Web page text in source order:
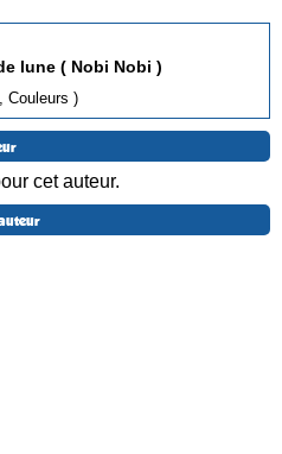
lune ( Nobi Nobi )
( Dessins, Couleurs )
cet auteur.